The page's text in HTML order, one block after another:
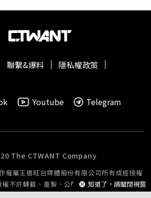
知道了，請關閉視窗
聯繫&爆料
隱私權政策
Youtube Telegram
The CTWANT Company
權屬王道旺台媒體股份有限公司所有或經授權
不許轉載、重製、公開播送或公開傳輸。